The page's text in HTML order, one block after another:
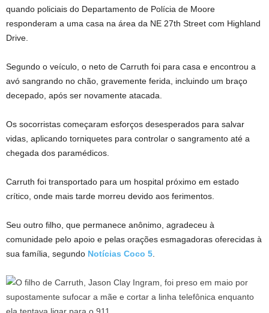
quando policiais do Departamento de Polícia de Moore
responderam a uma casa na área da NE 27th Street com Highland
Drive.
Segundo o veículo, o neto de Carruth foi para casa e encontrou a
avó sangrando no chão, gravemente ferida, incluindo um braço
decepado, após ser novamente atacada.
Os socorristas começaram esforços desesperados para salvar
vidas, aplicando torniquetes para controlar o sangramento até a
chegada dos paramédicos.
Carruth foi transportado para um hospital próximo em estado
crítico, onde mais tarde morreu devido aos ferimentos.
Seu outro filho, que permanece anônimo, agradeceu à
comunidade pelo apoio e pelas orações esmagadoras oferecidas à
sua família, segundo Notícias Coco 5